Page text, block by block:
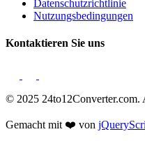
Datenschutzrichtlinie
Nutzungsbedingungen
Kontaktieren Sie uns
© 2025 24to12Converter.com.
Gemacht mit ❤️ von